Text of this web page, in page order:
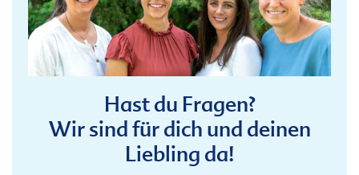
Hast du Fragen?
Wir sind für dich und deinen
Liebling da!